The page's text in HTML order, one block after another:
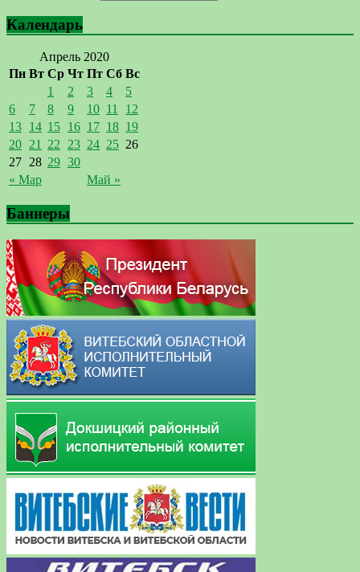
Календарь
Апрель 2020
Пн Вт Ср Чт Пт Сб Вс
« Мар Май »
1 2 3 4
5
6
7 8 9 10 11
12
13 14 15 16 17 18 19
20 21 22 23 24 25 26
27 28 29 30
Баннеры